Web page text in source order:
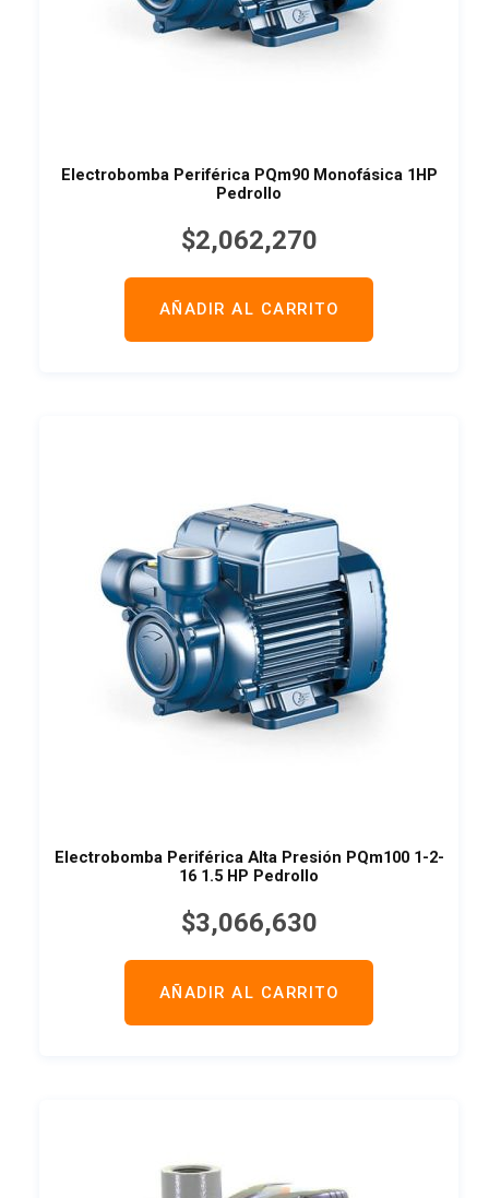
Electrobomba Periférica PQm90 Monofásica 1HP
Pedrollo
$2,062,270
AÑADIR AL CARRITO
Electrobomba Periférica Alta Presión PQm100 1-2-
16 1.5 HP Pedrollo
$3,066,630
AÑADIR AL CARRITO